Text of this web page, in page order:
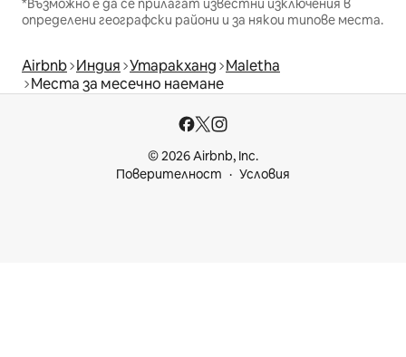
*Възможно е да се прилагат известни изключения в
определени географски райони и за някои типове места.
Airbnb Индия Утаракханд Maletha
Места за месечно наемане
© 2026 Airbnb, Inc.
Поверителност
Условия